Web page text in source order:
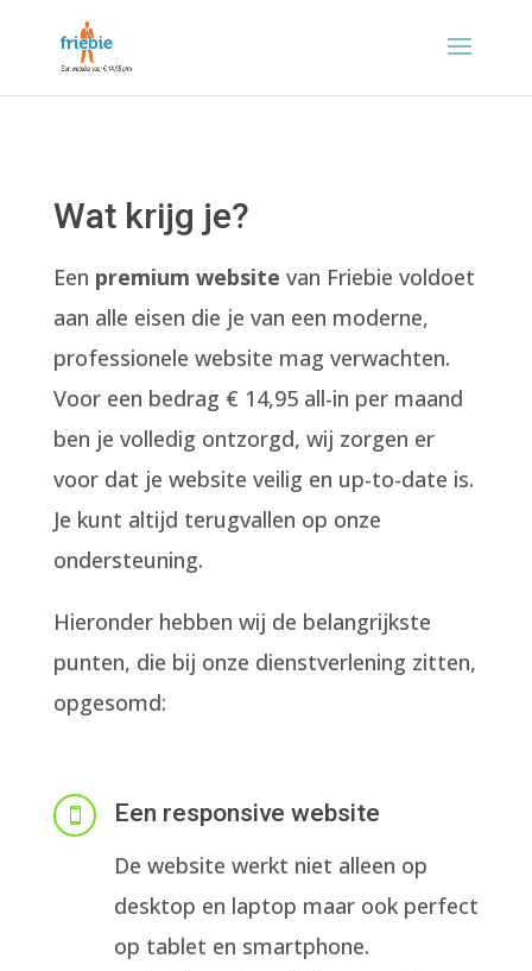
Wat krijg je?
Een premium website van Friebie voldoet
aan alle eisen die je van een moderne,
professionele website mag verwachten.
Voor een bedrag € 14,95 all-in per maand
ben je volledig ontzorgd, wij zorgen er
voor dat je website veilig en up-to-date is.
Je kunt altijd terugvallen op onze
ondersteuning.
Hieronder hebben wij de belangrijkste
punten, die bij onze dienstverlening zitten,
opgesomd:

Een responsive website
De website werkt niet alleen op
desktop en laptop maar ook perfect
op tablet en smartphone.